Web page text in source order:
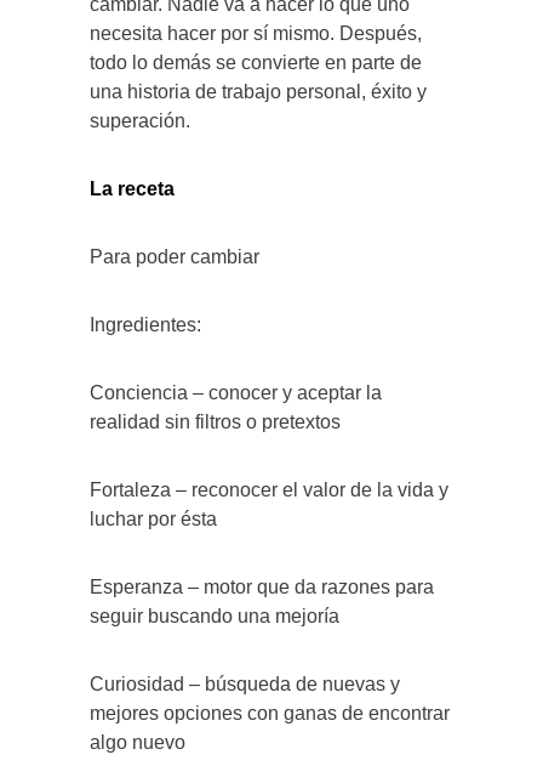
cambiar. Nadie va a hacer lo que uno
necesita hacer por sí mismo. Después,
todo lo demás se convierte en parte de
una historia de trabajo personal, éxito y
superación.
La receta
Para poder cambiar
Ingredientes:
Conciencia – conocer y aceptar la
realidad sin filtros o pretextos
Fortaleza – reconocer el valor de la vida y
luchar por ésta
Esperanza – motor que da razones para
seguir buscando una mejoría
Curiosidad – búsqueda de nuevas y
mejores opciones con ganas de encontrar
algo nuevo